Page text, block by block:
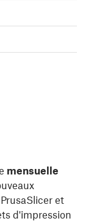
mensuelle
et
d'impression